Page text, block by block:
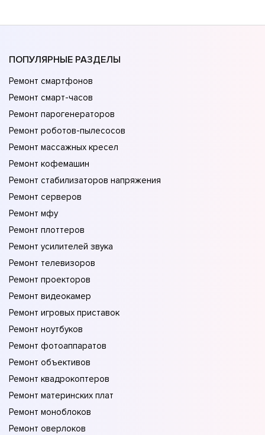
ПОПУЛЯРНЫЕ РАЗДЕЛЫ
Ремонт смартфонов
Ремонт смарт-часов
Ремонт парогенераторов
Ремонт роботов-пылесосов
Ремонт массажных кресел
Ремонт кофемашин
Ремонт стабилизаторов напряжения
Ремонт серверов
Ремонт мфу
Ремонт плоттеров
Ремонт усилителей звука
Ремонт телевизоров
Ремонт проекторов
Ремонт видеокамер
Ремонт игровых приставок
Ремонт ноутбуков
Ремонт фотоаппаратов
Ремонт объективов
Ремонт квадрокоптеров
Ремонт материнских плат
Ремонт моноблоков
Ремонт оверлоков